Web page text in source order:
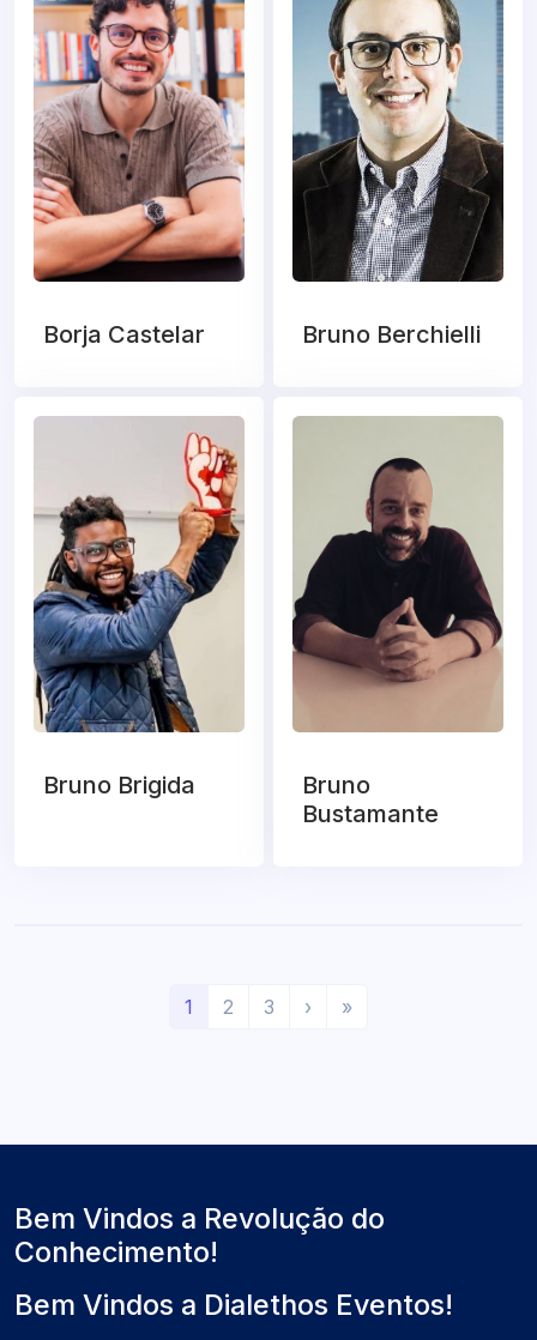
Borja Castelar Bruno Berchielli
Bruno Brigida
Bruno
Bustamante
1
l
2 3 ›
m
»
o
Bem Vindos a Revolução do
Conhecimento!
Bem Vindos a Dialethos Eventos!